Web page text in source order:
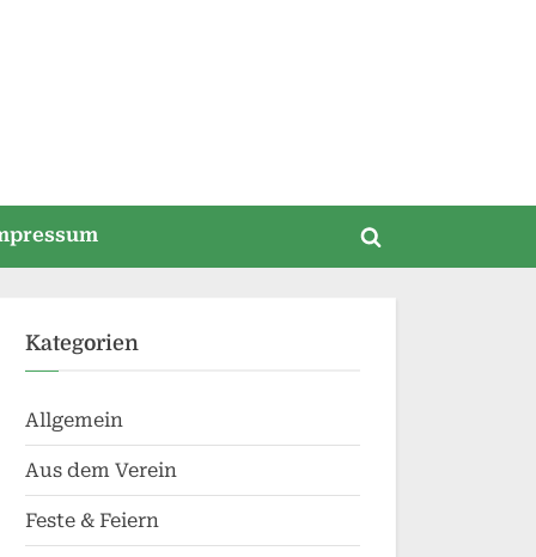
Toggle
Kategorien
Allgemein
Aus dem Verein
Feste & Feiern